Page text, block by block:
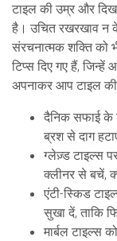
टाइल की उम्र और
है। उचित रखरखाव न
संरचनात्मक शक्ति को
टिप्स दिए गए हैं,
अपनाकर आप टाइल
दैनिक सफाई के
ब्रश से दाग
ग्लेज़्ड टाइल्स
क्लीनर से बचें,
एंटी-स्किड
सुखा दें, ताकि
मार्बल टाइल्स